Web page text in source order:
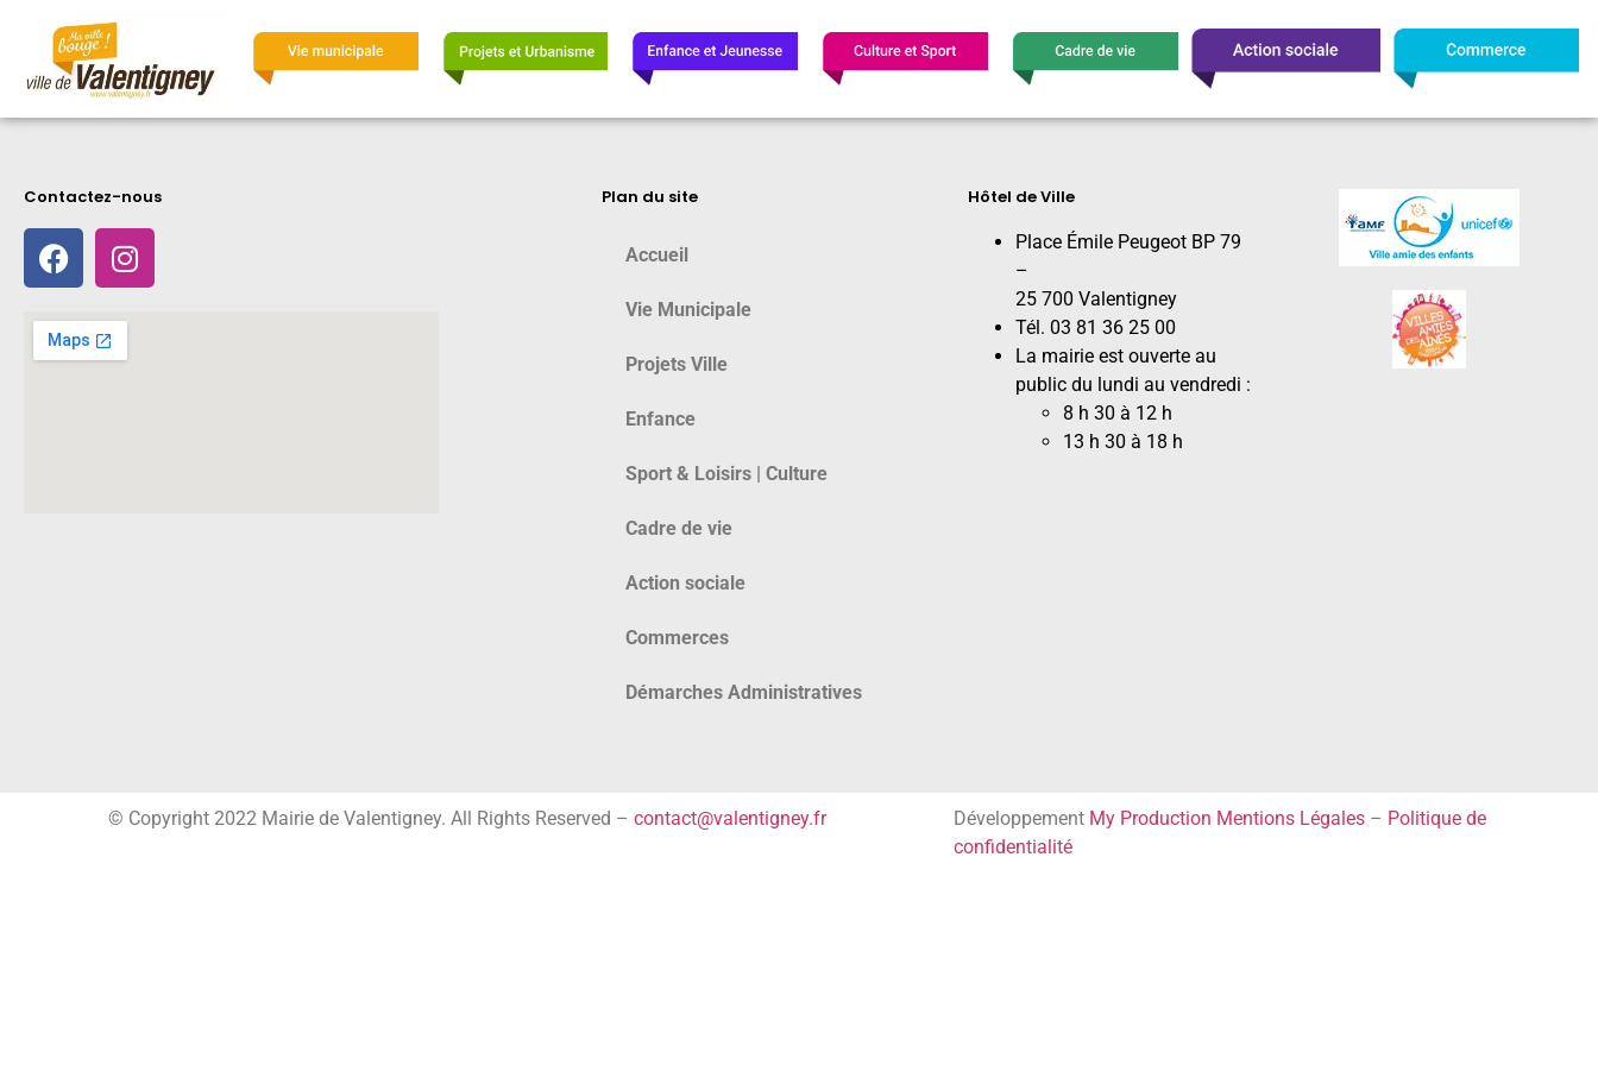
Contactez-nous Plan du site
Accueil
Vie Municipale
Projets Ville
Enfance
Sport & Loisirs | Culture
Cadre de vie
Action sociale
Commerces
Démarches Administratives
Hôtel de Ville
Place Émile Peugeot BP 79
–
25 700 Valentigney
Tél. 03 81 36 25 00
La mairie est ouverte au
public du lundi au vendredi :
8 h 30 à 12 h
13 h 30 à 18 h
© Copyright 2022 Mairie de Valentigney. All Rights Reserved – contact@valentigney.fr Développement My Production Mentions Légales– Politique de
confidentialité